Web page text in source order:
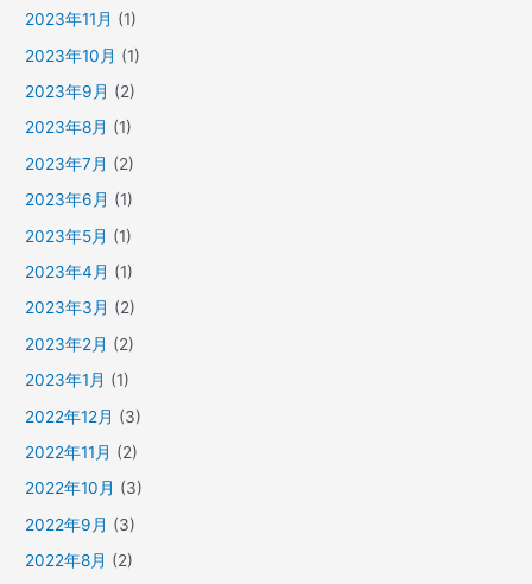
2023年11月 (1)
2023年10月 (1)
2023年9月 (2)
2023年8月 (1)
2023年7月 (2)
2023年6月 (1)
2023年5月 (1)
2023年4月 (1)
2023年3月 (2)
2023年2月 (2)
2023年1月 (1)
2022年12月 (3)
2022年11月 (2)
2022年10月 (3)
2022年9月 (3)
2022年8月 (2)